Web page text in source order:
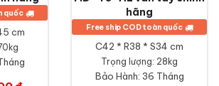
quốc
cm
hãng
Free ship COD toàn quốc
C42 * R38 * S34 cm
Trọng lượng: 28kg
Bảo Hành: 36 Tháng